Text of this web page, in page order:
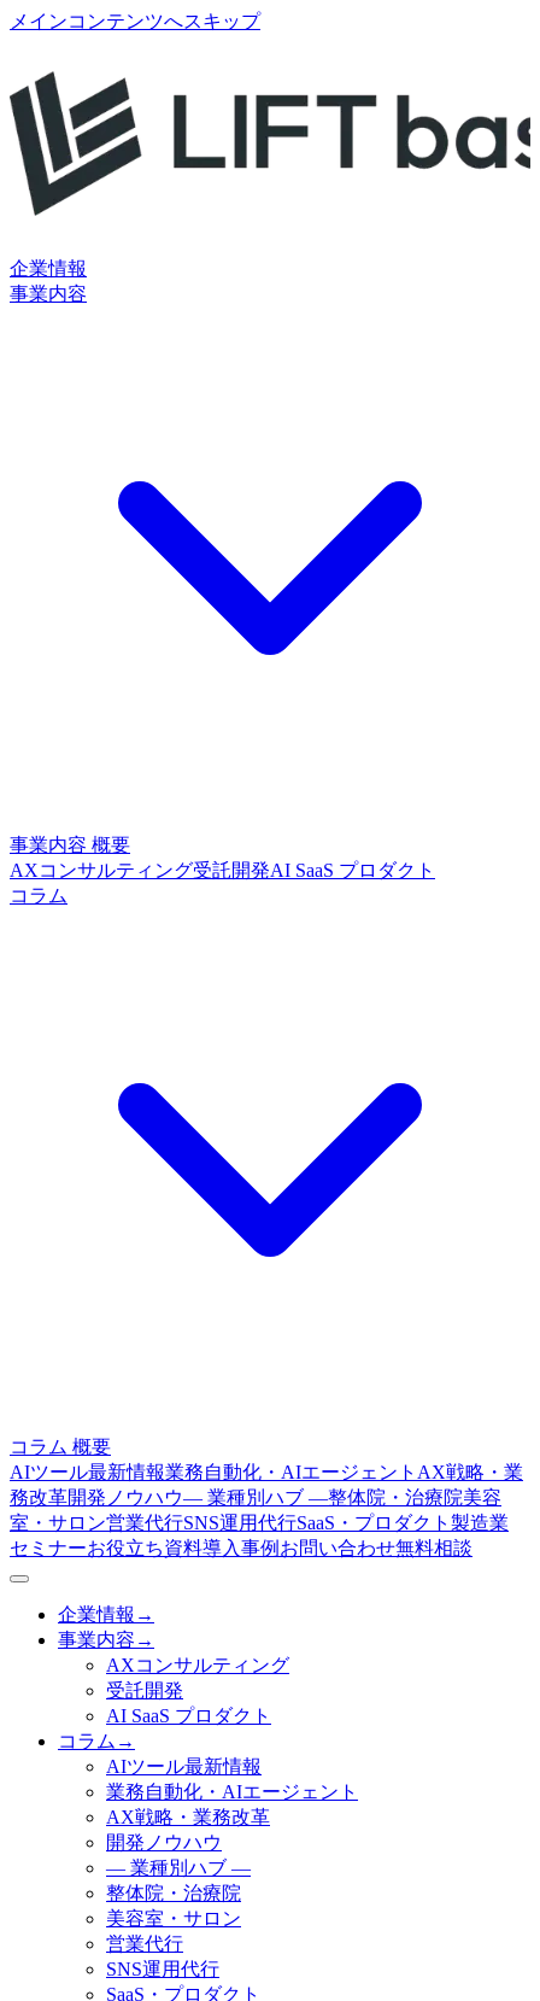
メインコンテンツへスキップ
企業情報
事業内容
事業内容 概要
AXコンサルティング受託開発AI SaaS プロダクト
コラム
コラム 概要
AIツール最新情報業務自動化・AIエージェント AX戦略・業
務改革開発ノウハウ— 業種別ハブ —整体院・治療院美容
室・サロン営業代行SNS運用代行SaaS・プロダクト 製造業
セミナーお役立ち資料導入事例 お問い合わせ無料相談
企業情報 →
事業内容 →
AXコンサルティング
受託開発
AI SaaS プロダクト
コラム →
AIツール最新情報
業務自動化・AIエージェント
AX戦略・業務改革
開発ノウハウ
— 業種別ハブ —
整体院・治療院
美容室・サロン
営業代行
SNS運用代行
SaaS・プロダクト